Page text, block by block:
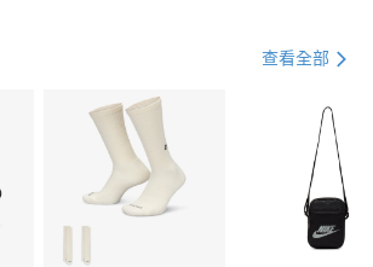
21家銀行
第一商業銀行
彰化商業銀行
查看全部